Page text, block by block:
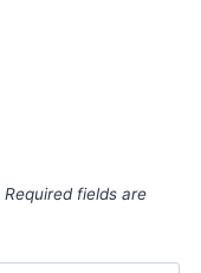
Required fields are